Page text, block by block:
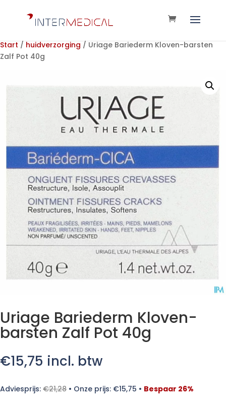
Start / huidverzorging / Uriage Bariederm Kloven-barsten
Zalf Pot 40g
Uriage Bariederm Kloven-
barsten Zalf Pot 40g
€15,75 incl. btw
Adviesprijs: €21,28 • Onze prijs: €15,75 • Bespaar 26%